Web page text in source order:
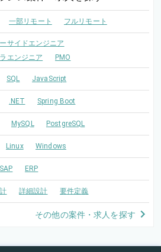
一部リモート フルリモート
サイドエンジニア
エンジニア
PMO
SQL JavaScript
.NET Spring Boot
MySQL PostgreSQL
Linux Windows
SAP ERP
詳細設計 要件定義
その他の案件・求人を探す